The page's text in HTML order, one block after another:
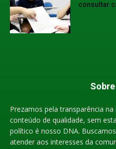
consultar
Prezamos pela transparência
conteúdo de qualidade, sem
político é nosso DNA.
atender aos interesses da